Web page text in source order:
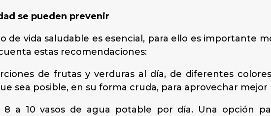
se pueden prevenir
de vida saludable es esencial, para ello es importante
estas recomendaciones:
de frutas y verduras al día, de diferentes
sea posible, en su forma cruda, para aprovechar
10 vasos de agua potable por día. Una opción